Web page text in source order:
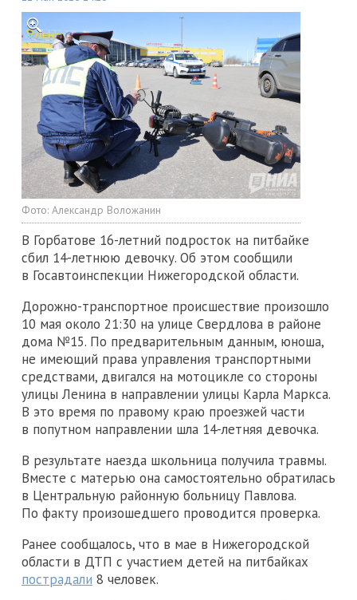
Фото: Александр Воложанин
В Горбатове 16-летний подросток на питбайке
сбил 14-летнюю девочку. Об этом сообщили
в Госавтоинспекции Нижегородской области.
Дорожно-транспортное происшествие произошло
10 мая около 21:30 на улице Свердлова в районе
дома №15. По предварительным данным, юноша,
не имеющий права управления транспортными
средствами, двигался на мотоцикле со стороны
улицы Ленина в направлении улицы Карла Маркса.
В это время по правому краю проезжей части
в попутном направлении шла 14-летняя девочка.
В результате наезда школьница получила травмы.
Вместе с матерью она самостоятельно обратилась
в Центральную районную больницу Павлова.
По факту произошедшего проводится проверка.
Ранее сообщалось, что в мае в Нижегородской
области в ДТП с участием детей на питбайках
пострадали 8 человек.